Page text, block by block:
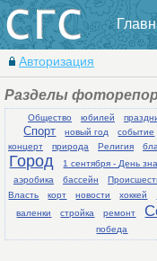
Авторизация
Разделы
Общество юбилей
Спорт новый год событие
концерт
природа Религия
Город 1 сентября - День
аэробика
бассейн
Власть
корт новости хоккей
валенки стройка ремонт
победа